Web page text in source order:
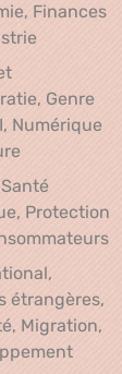
Finances
Genre
Numérique
Droits et
Protection
étrangères,
Migration,